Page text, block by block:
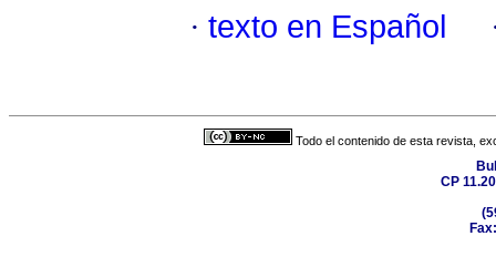
· texto en Español
Todo el contenido de esta revista,
CP